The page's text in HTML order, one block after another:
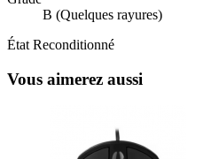
B (Quelques rayures)
État Reconditionné
Vous aimerez aussi